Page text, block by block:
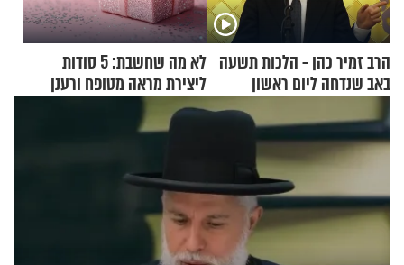
הרב זמיר כהן - הלכות תשעה
באב שנדחה ליום ראשון
לא מה שחשבת: 5 סודות
ליצירת מראה מטופח ורענן